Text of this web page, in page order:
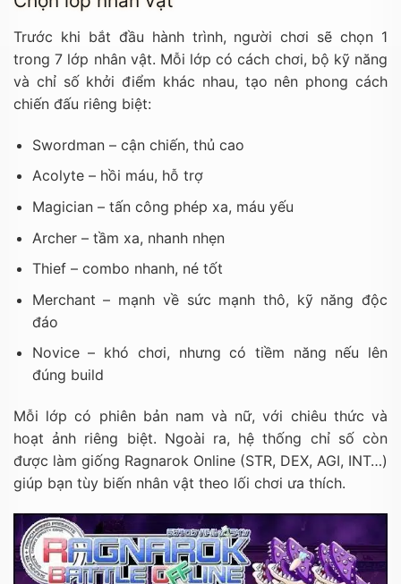
Trước khi bắt đầu hành trình, người chơi sẽ chọn 1
trong 7 lớp nhân vật. Mỗi lớp có cách chơi, bộ kỹ năng
và chỉ số khởi điểm khác nhau, tạo nên phong cách
chiến đấu riêng biệt:
Swordman – cận chiến, thủ cao
Acolyte – hồi máu, hỗ trợ
Magician – tấn công phép xa, máu yếu
Archer – tầm xa, nhanh nhẹn
Thief – combo nhanh, né tốt
Merchant – mạnh về sức mạnh thô, kỹ năng độc
đáo
Novice – khó chơi, nhưng có tiềm năng nếu lên
đúng build
Mỗi lớp có phiên bản nam và nữ, với chiêu thức và
hoạt ảnh riêng biệt. Ngoài ra, hệ thống chỉ số còn
được làm giống Ragnarok Online (STR, DEX, AGI, INT…)
giúp bạn tùy biến nhân vật theo lối chơi ưa thích.